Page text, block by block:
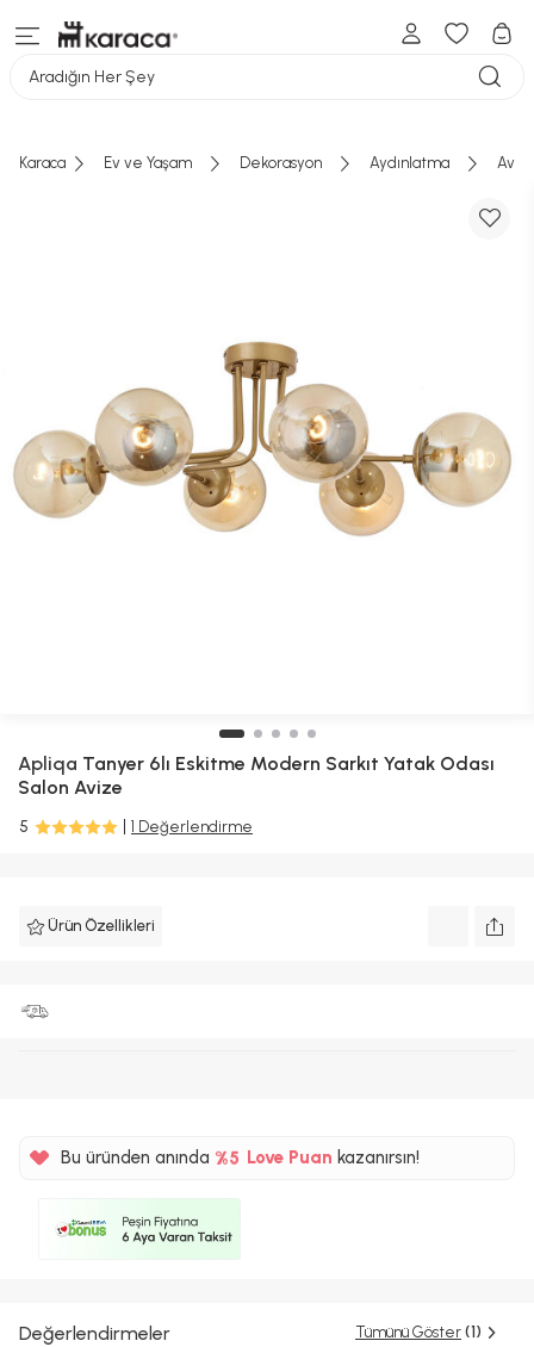
Aradığın Her Şey
Karaca Ev ve Yaşam Dekorasyon Aydınlatma
Apliqa Tanyer 6lı Eskitme Modern Sarkıt Yatak Odası
Salon Avize
5 1 Değerlendirme
Ürün Özellikleri
Bu üründen anında %5 Love Puankazanırsın!
Değerlendirmeler Tümünü Göster (1)